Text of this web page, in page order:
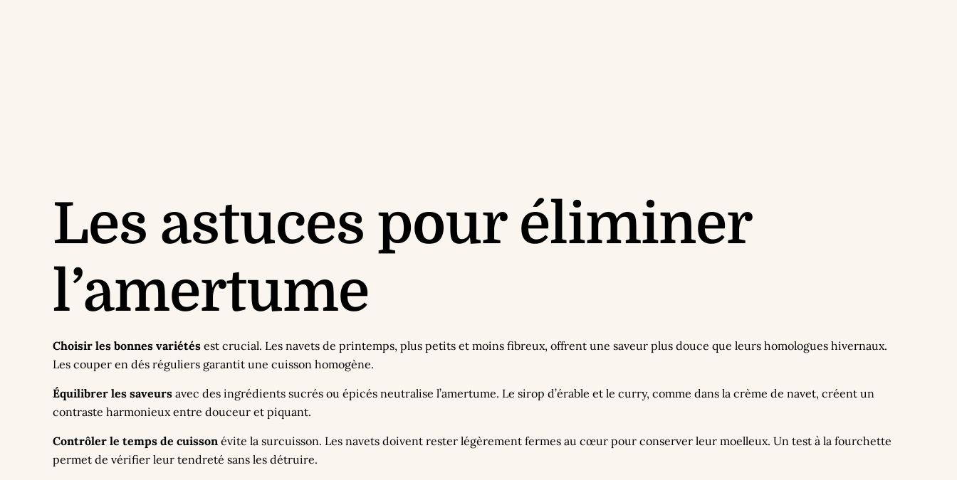
Les astuces pour éliminer
l’amertume
Choisir les bonnes variétés est crucial. Les navets de printemps, plus petits et moins fibreux, offrent une saveur plus douce que leurs homologues hivernaux.
Les couper en dés réguliers garantit une cuisson homogène.
Équilibrer les saveurs avec des ingrédients sucrés ou épicés neutralise l’amertume. Le sirop d’érable et le curry, comme dans la crème de navet, créent un
contraste harmonieux entre douceur et piquant.
Contrôler le temps de cuisson évite la surcuisson. Les navets doivent rester légèrement fermes au cœur pour conserver leur moelleux. Un test à la fourchette
permet de vérifier leur tendreté sans les détruire.